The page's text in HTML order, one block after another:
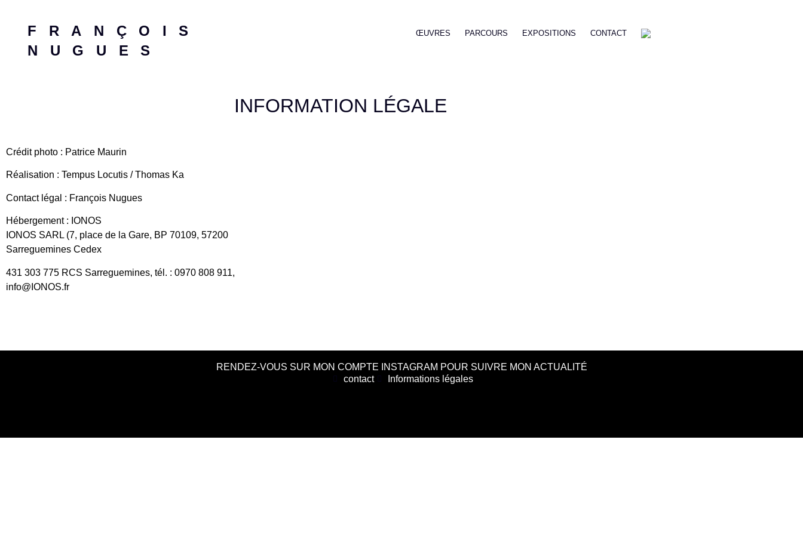
FRANÇOIS
NUGUES
ŒUVRES PARCOURS EXPOSITIONS CONTACT
INFORMATION LÉGALE
Crédit photo : Patrice Maurin
Réalisation : Tempus Locutis / Thomas Ka
Contact légal : François Nugues
Hébergement : IONOS
IONOS SARL (7, place de la Gare, BP 70109, 57200
Sarreguemines Cedex
431 303 775 RCS Sarreguemines, tél. : 0970 808 911,
info@IONOS.fr
RENDEZ-VOUS SUR MON COMPTE INSTAGRAM POUR SUIVRE MON ACTUALITÉ
contact
Informations légales